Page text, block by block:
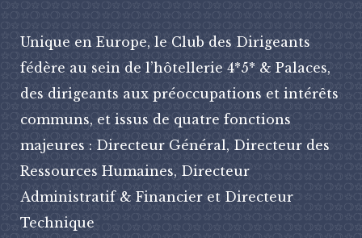
Unique en Europe, le Club des Dirigeants
fédère au sein de l’hôtellerie 4*5* & Palaces,
des dirigeants aux préoccupations et intérêts
communs, et issus de quatre fonctions
majeures : Directeur Général, Directeur des
Ressources Humaines, Directeur
Administratif & Financier et Directeur
Technique